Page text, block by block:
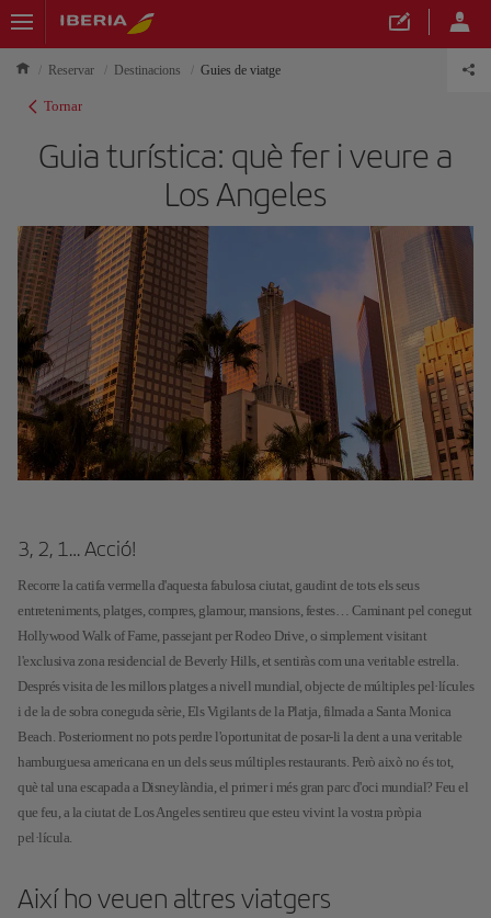
Reservar Destinacions Guies de viatge
Tornar
Guia turística: què fer i veure a
Los Angeles
3, 2, 1… Acció!
Recorre la catifa vermella d'aquesta fabulosa ciutat, gaudint de tots els seus
entreteniments, platges, compres, glamour, mansions, festes… Caminant pel conegut
Hollywood Walk of Fame, passejant per Rodeo Drive, o simplement visitant
l'exclusiva zona residencial de Beverly Hills, et sentiràs com una veritable estrella.
Després visita de les millors platges a nivell mundial, objecte de múltiples pel·lícules
i de la de sobra coneguda sèrie, Els Vigilants de la Platja, filmada a Santa Monica
Beach. Posteriorment no pots perdre l'oportunitat de posar-li la dent a una veritable
hamburguesa americana en un dels seus múltiples restaurants. Però això no és tot,
què tal una escapada a Disneylàndia, el primer i més gran parc d'oci mundial? Feu el
que feu, a la ciutat de Los Angeles sentireu que esteu vivint la vostra pròpia
pel·lícula.
Així ho veuen altres viatgers